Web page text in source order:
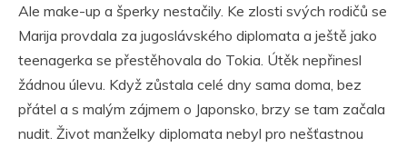
Ale make-up a šperky nestačily. Ke zlosti svých rodičů se
Marija provdala za jugoslávského diplomata a ještě jako
teenagerka se přestěhovala do Tokia. Útěk nepřinesl
žádnou úlevu. Když zůstala celé dny sama doma, bez
přátel a s malým zájmem o Japonsko, brzy se tam začala
nudit. Život manželky diplomata nebyl pro nešťastnou